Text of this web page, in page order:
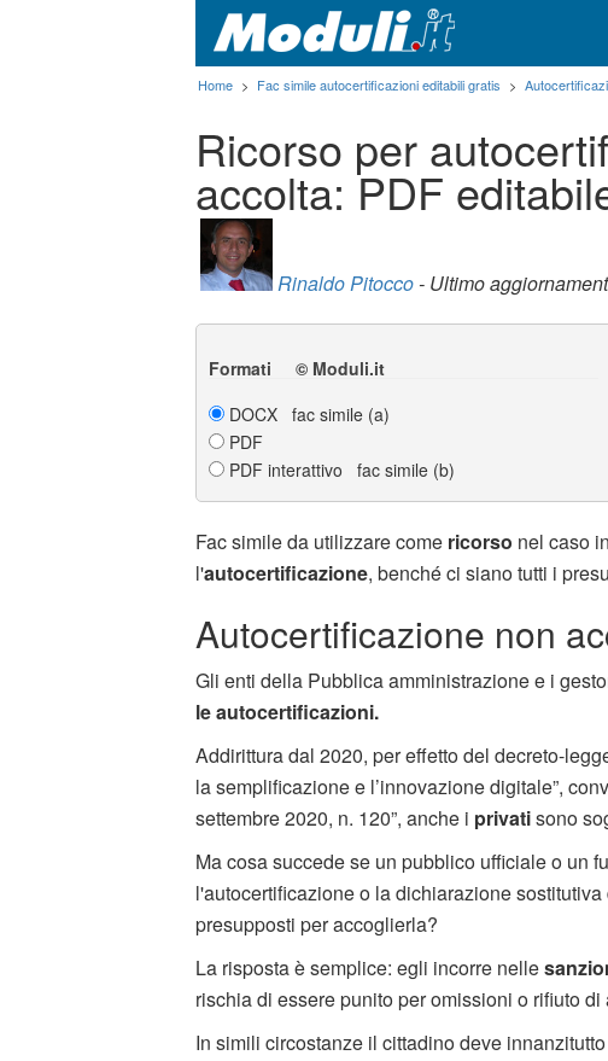
Home > Fac simile autocertificazioni editabili gratis >
Ricorso per
accolta: PDF
Rinaldo Pitocco- Ultimo
Formati © Moduli.it
DOCX fac simile (a)
PDF
PDF interattivo fac simile (b)
Fac simile da utilizzare come ricorso nel caso
l'autocertificazione, benché ci siano tutti i
Autocertificazione non
Gli enti della Pubblica amministrazione e i
le autocertificazioni.
Addirittura dal 2020, per effetto del decreto-
la semplificazione e l’innovazione digitale”,
settembre 2020, n. 120”, anche i privatisono
Ma cosa succede se un pubblico ufficiale o un
l'autocertificazione o la dichiarazione
presupposti per accoglierla?
La risposta è semplice: egli incorre nelle
rischia di essere punito per omissioni o rifiuto di
In simili circostanze il cittadino deve